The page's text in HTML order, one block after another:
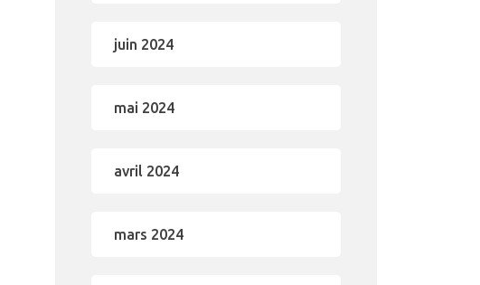
juin 2024
mai 2024
avril 2024
mars 2024